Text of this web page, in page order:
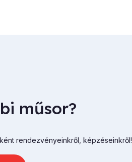
műsor?
rendezvényeinkről, képzéseinkről!